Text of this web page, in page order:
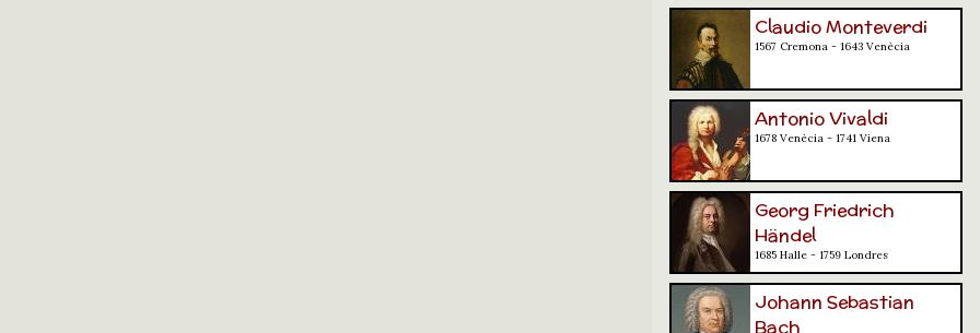
Claudio Monteverdi
1567 Cremona - 1643 Venècia
Antonio Vivaldi
1678 Venècia - 1741 Viena
Georg Friedrich
Händel
1685 Halle - 1759 Londres
Johann Sebastian
Bach